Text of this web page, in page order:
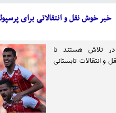
خبر خوش نقل و انتقالاتی برای
تلاش هستند تا
و انتقالات تابستانی